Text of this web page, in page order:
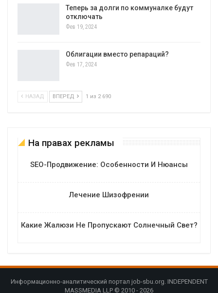
Теперь за долги по коммуналке будут
отключать
Фев 19, 2024
Облигации вместо репараций?
Фев 17, 2024
НАЗАД ВПЕРЕД 1 из 2 690
На правах рекламы
SEO-Продвижение: Особенности И Нюансы
Лечение Шизофрении
Какие Жалюзи Не Пропускают Солнечный Свет?
Информационно-аналитический портал job-sbu.org. INDEPENDENT
MASSMEDIA LLP © 2010 - 2026